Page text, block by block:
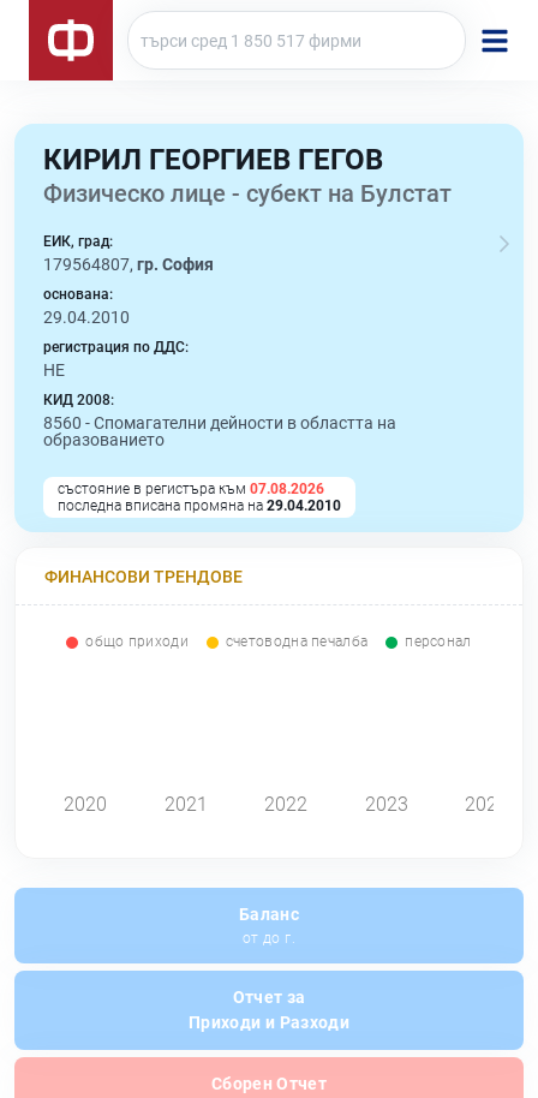
КИРИЛ ГЕОРГИЕВ ГЕГОВ
Физическо лице - субект на Булстат
ЕИК, град:
179564807, гр. София
основана:
29.04.2010
регистрация по ДДС:
НЕ
КИД 2008:
8560 -Спомагателни дейности в областта на
образованието
състояние в регистъра към 07.08.2026
последна вписана промяна на 29.04.2010
ФИНАНСОВИ ТРЕНДОВЕ
общо приходи счетоводна печалба персонал
2020 2021 2022 2023 2024
Баланс
от до г.
Отчет за
Приходи и Разходи
Сборен Отчет